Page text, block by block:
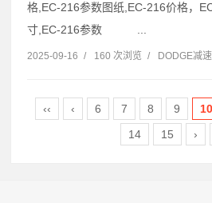
格,EC-216参数图纸,EC-216价格，
寸,EC-216参数 ...
2025-09-16 / 160 次浏览 / DODGE减
‹‹ ‹ 6 7 8 9 10
14
15 ›